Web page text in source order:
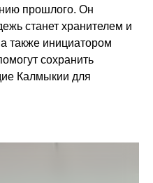
прошлого. Он
станет хранителем и
также инициатором
сохранить
Калмыкии для